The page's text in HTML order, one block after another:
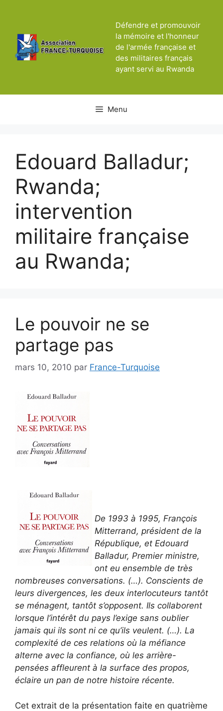
Défendre et promouvoir
la mémoire et l'honneur
de l'armée française et
des militaires français
ayant servi au Rwanda
Menu
Edouard Balladur;
Rwanda;
intervention
militaire française
au Rwanda;
Le pouvoir ne se
partage pas
mars 10, 2010 par France-Turquoise
De 1993 à 1995, François
Mitterrand, président de la
République, et Edouard
Balladur, Premier ministre,
ont eu ensemble de très
nombreuses conversations. (…). Conscients de
leurs divergences, les deux interlocuteurs tantôt
se ménagent, tantôt s’opposent. Ils collaborent
lorsque l’intérêt du pays l’exige sans oublier
jamais qui ils sont ni ce qu’ils veulent. (…). La
complexité de ces relations où la méfiance
alterne avec la confiance, où les arrière-
pensées affleurent à la surface des propos,
éclaire un pan de notre histoire récente.
Cet extrait de la présentation faite en quatrième